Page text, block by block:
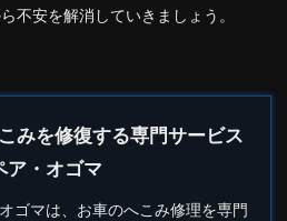
不安を解消していきましょう。
みを修復する専門サービス
ア・オゴマ
オゴマは、お車のへこみ修理を専門